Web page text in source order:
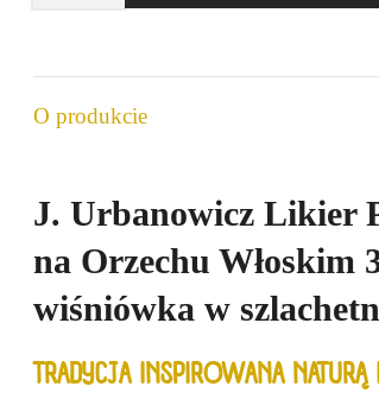
Wiśnia
30%
0,5l
O produkcie
J. Urbanowicz Likier
na Orzechu Włoskim
wiśniówka w
TRADYCJA INSPIROWANA